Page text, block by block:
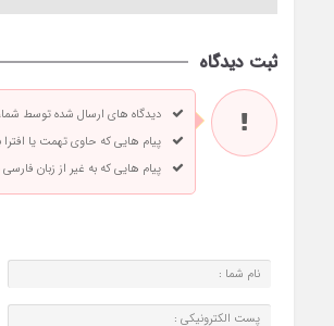
ثبت دیدگاه
دیدگاه های ارسال شده توسط
پیام هایی که حاوی تهمت یا
پیام هایی که به غیر از زبان